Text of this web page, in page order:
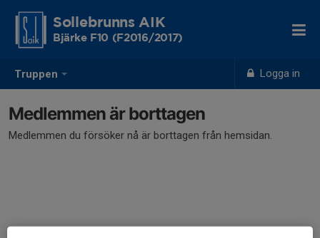
Truppen Logga in
Sollebrunns AIK
Bjärke F10 (F2016/2017)
Medlemmen är borttagen
Medlemmen du försöker nå är borttagen från hemsidan.